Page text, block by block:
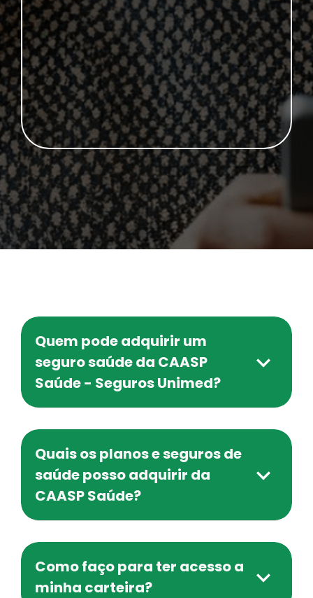
Quem pode adquirir um
seguro saúde da CAASP
Saúde - Seguros Unimed?
Quais os planos e seguros de
saúde posso adquirir da
CAASP Saúde?
Como faço para ter acesso a
minha carteira?